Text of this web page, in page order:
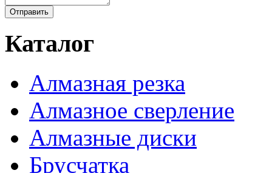
Каталог
Алмазная резка
Алмазное сверление
Алмазные диски
Брусчатка